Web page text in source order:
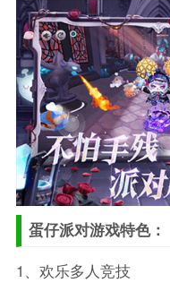
蛋仔派对游戏特色：
1、欢乐多人竞技